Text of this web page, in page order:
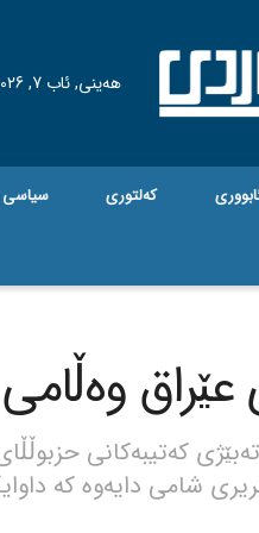
هه‌ینی, ئاب 7, 2026
کەلتوری سیاسی
عێراق
کەتیبەکانی
شامی دایەوە کە